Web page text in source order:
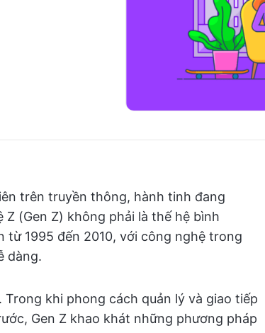
trên truyền thông, hành tinh đang
(Gen Z) không phải là thế hệ bình
1995 đến 2010, với công nghệ trong
dàng.
khi phong cách quản lý và giao tiếp
Gen Z khao khát những phương pháp